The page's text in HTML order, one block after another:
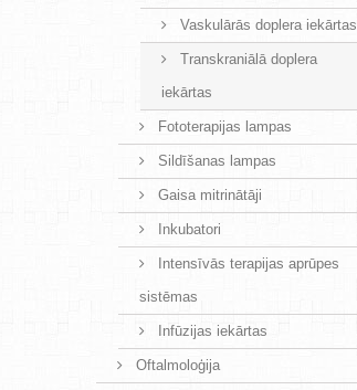
Vaskulārās doplera iekārtas
Transkraniālā doplera
iekārtas
Fototerapijas lampas
Sildīšanas lampas
Gaisa mitrinātāji
Inkubatori
Intensīvās terapijas aprūpes
sistēmas
Infūzijas iekārtas
Oftalmoloģija